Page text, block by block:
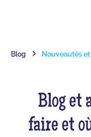
Blog Nouveautés
Blog et
faire et